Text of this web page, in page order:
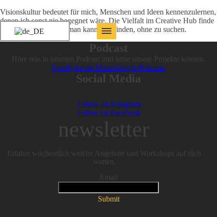
Visionskultur bedeutet für mich, Menschen und Ideen kennenzulernen,
denen ich sonst nie begegnet wäre. Die Vielfalt im Creative Hub finde
ich sehr inspirierend - man kann dort finden, ohne zu suchen.
Podcast
Höre rein in unseren Podcast und lerne unsere Projekte kennen.
SpotifyApple MusicGoogle Podcasts
Social Media
Follow on Instagram
Follow on Facebook
newsletter
Erfahre wöchentlich welche Angebote und Workshops auf dich
warten.
Email
Submit